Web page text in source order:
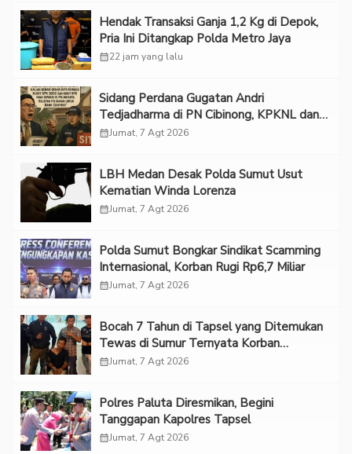
Hendak Transaksi Ganja 1,2 Kg di Depok,
Pria Ini Ditangkap Polda Metro Jaya
calendar_month22 jam yang lalu
Sidang Perdana Gugatan Andri
Tedjadharma di PN Cibinong, KPKNL dan
PUPN Mangkir
calendar_monthJumat, 7 Agt 2026
LBH Medan Desak Polda Sumut Usut
Kematian Winda Lorenza
calendar_monthJumat, 7 Agt 2026
Polda Sumut Bongkar Sindikat Scamming
Internasional, Korban Rugi Rp6,7 Miliar
calendar_monthJumat, 7 Agt 2026
Bocah 7 Tahun di Tapsel yang Ditemukan
Tewas di Sumur Ternyata Korban
Kekerasan Seksual
calendar_monthJumat, 7 Agt 2026
Polres Paluta Diresmikan, Begini
Tanggapan Kapolres Tapsel
calendar_monthJumat, 7 Agt 2026